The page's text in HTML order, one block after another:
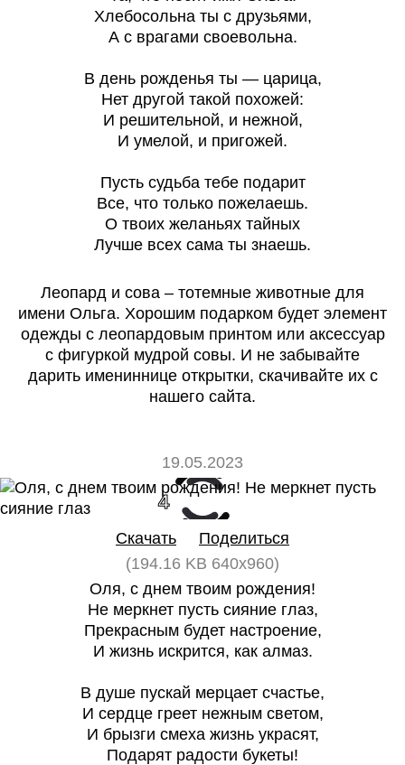
Хлебосольна ты с друзьями,
А с врагами своевольна.
В день рожденья ты — царица,
Нет другой такой похожей:
И решительной, и нежной,
И умелой, и пригожей.
Пусть судьба тебе подарит
Все, что только пожелаешь.
О твоих желаньях тайных
Лучше всех сама ты знаешь.
Леопард и сова – тотемные животные для
имени Ольга. Хорошим подарком будет элемент
одежды с леопардовым принтом или аксессуар
с фигуркой мудрой совы. И не забывайте
дарить имениннице открытки, скачивайте их с
нашего сайта.
19.05.2023
4
Скачать
Поделиться
(194.16 KB 640x960)
Оля, с днем твоим рождения!
Не меркнет пусть сияние глаз,
Прекрасным будет настроение,
И жизнь искрится, как алмаз.
В душе пускай мерцает счастье,
И сердце греет нежным светом,
И брызги смеха жизнь украсят,
Подарят радости букеты!